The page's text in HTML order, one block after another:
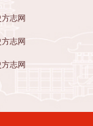
志网
志网
志网